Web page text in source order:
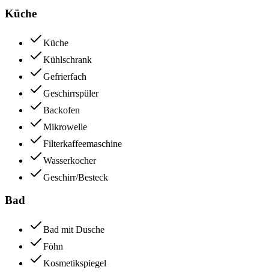
Küche
Küche
Kühlschrank
Gefrierfach
Geschirrspüler
Backofen
Mikrowelle
Filterkaffeemaschine
Wasserkocher
Geschirr/Besteck
Bad
Bad mit Dusche
Föhn
Kosmetikspiegel